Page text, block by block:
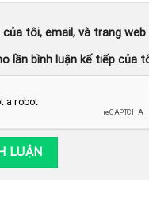
của tôi, email, và trang
lần bình luận kế tiếp của